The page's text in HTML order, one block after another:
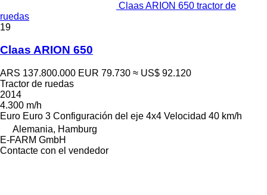
Claas ARION 650 tractor de
ruedas
19
Claas ARION 650
ARS 137.800.000 EUR 79.730 ≈ US$ 92.120
Tractor de ruedas
2014
4.300 m/h
Euro Euro 3 Configuración del eje 4x4 Velocidad 40 km/h
Alemania, Hamburg
E-FARM GmbH
Contacte con el vendedor